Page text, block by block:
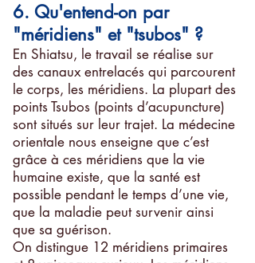
6. Qu'entend-on par
"méridiens" et "tsubos" ?
En Shiatsu, le travail se réalise sur
des canaux entrelacés qui parcourent
le corps, les méridiens. La plupart des
points Tsubos (points d’acupuncture)
sont situés sur leur trajet. La médecine
orientale nous enseigne que c’est
grâce à ces méridiens que la vie
humaine existe, que la santé est
possible pendant le temps d’une vie,
que la maladie peut survenir ainsi
que sa guérison.
On distingue 12 méridiens primaires